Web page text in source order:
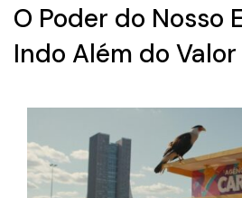
O Poder do Nosso
Indo Além do